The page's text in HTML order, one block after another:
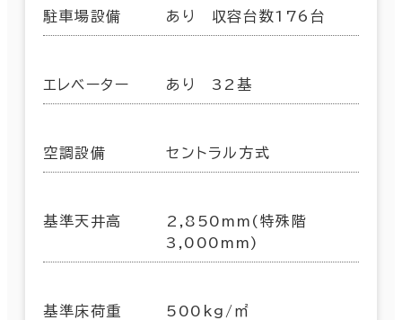
駐車場設備 あり 収容台数176台
エレベーター あり 32基
空調設備 セントラル方式
基準天井高
2,850mm(特殊階
3,000mm)
基準床荷重 500kg/㎡